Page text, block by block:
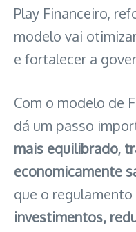
Play Financeiro,
modelo vai
e fortalecer a
Com o modelo de
dá um passo
mais equilibrado,
economicamente
que o
investimentos,